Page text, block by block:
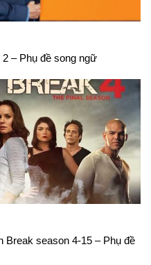
– Phụ đề song ngữ
Break season 4-15 – Phụ đề